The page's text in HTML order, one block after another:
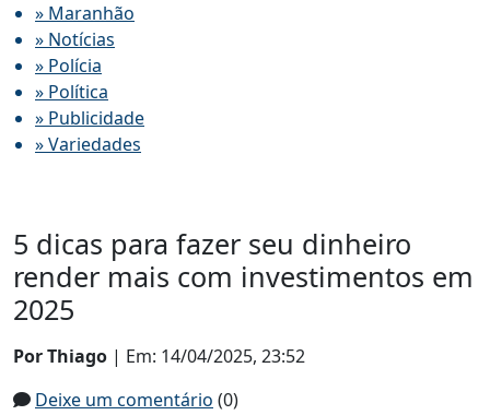
» Maranhão
» Notícias
» Polícia
» Política
» Publicidade
» Variedades
5 dicas para fazer seu dinheiro
render mais com investimentos em
2025
Por Thiago | Em: 14/04/2025, 23:52
Deixe um comentário (0)